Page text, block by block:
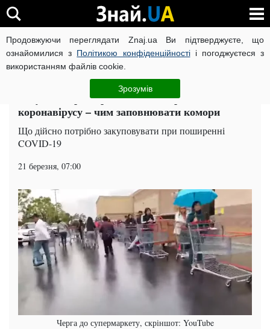
Продовжуючи переглядати Znaj.ua Ви підтверджуєте, що
ознайомилися з Політикою конфіденційностіі погоджуєтеся з
використанням файлів cookie.
Зрозумів
ВІЙНА РОСІЇ ПРОТИ УКРАЇНИ КОРОНАВІРУС В УКРАЇНІ
Суспільство ЧИТАТЬ НА РУССКОМ
Закупівлі при карантині і поширенні
коронавірусу – чим заповнювати комори
Що дійсно потрібно закуповувати при поширенні
COVID-19
21 березня, 07:00
Черга до супермаркету, скріншот: YouTube